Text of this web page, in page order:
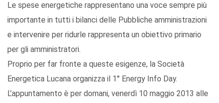
Le spese energetiche rappresentano una voce sempre più
importante in tutti i bilanci delle Pubbliche amministrazioni
e intervenire per ridurle rappresenta un obiettivo primario
per gli amministratori.
Proprio per far fronte a queste esigenze, la Società
Energetica Lucana organizza il 1° Energy Info Day.
L’appuntamento è per domani, venerdì 10 maggio 2013 alle